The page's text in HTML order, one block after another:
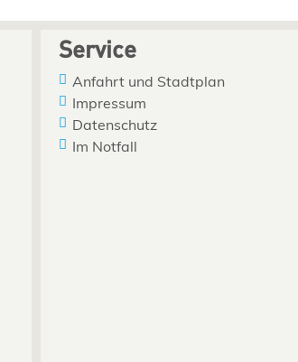
Service
Anfahrt und Stadtplan
Impressum
Datenschutz
Im Notfall